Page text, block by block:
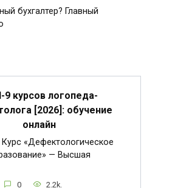
бухгалтер? Главный
курсов логопеда-
[2026]: обучение
онлайн
«Дефектологическое
— Высшая
0 2.2k.